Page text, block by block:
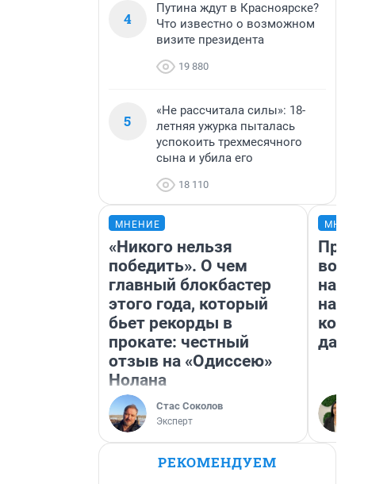
4
Путина ждут в Красноярске?
Что известно о возможном
визите президента
19 880
5
«Не рассчитала силы»: 18-
летняя ужурка пыталась
успокоить трехмесячного
сына и убила его
18 110
МНЕНИЕ
«Никого нельзя
победить». О чем
главный блокбастер
этого года, который
бьет рекорды в
прокате: честный
отзыв на «Одиссею»
Нолана
Стас Соколов
Эксперт
нам
даже
РЕКОМЕНДУЕМ